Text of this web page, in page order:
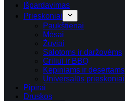
Išpardavimas
Prieskoniai
Paukštienai
Mėsai
Žuviai
Salotoms ir daržovėms
Griliui ir BBQ
Kepiniams ir desertams
Universalūs prieskoniai
Pipirai
Druskos